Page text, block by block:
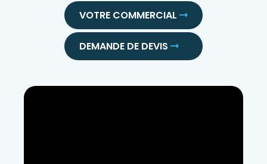
VOTRE COMMERCIAL
DEMANDE DE DEVIS